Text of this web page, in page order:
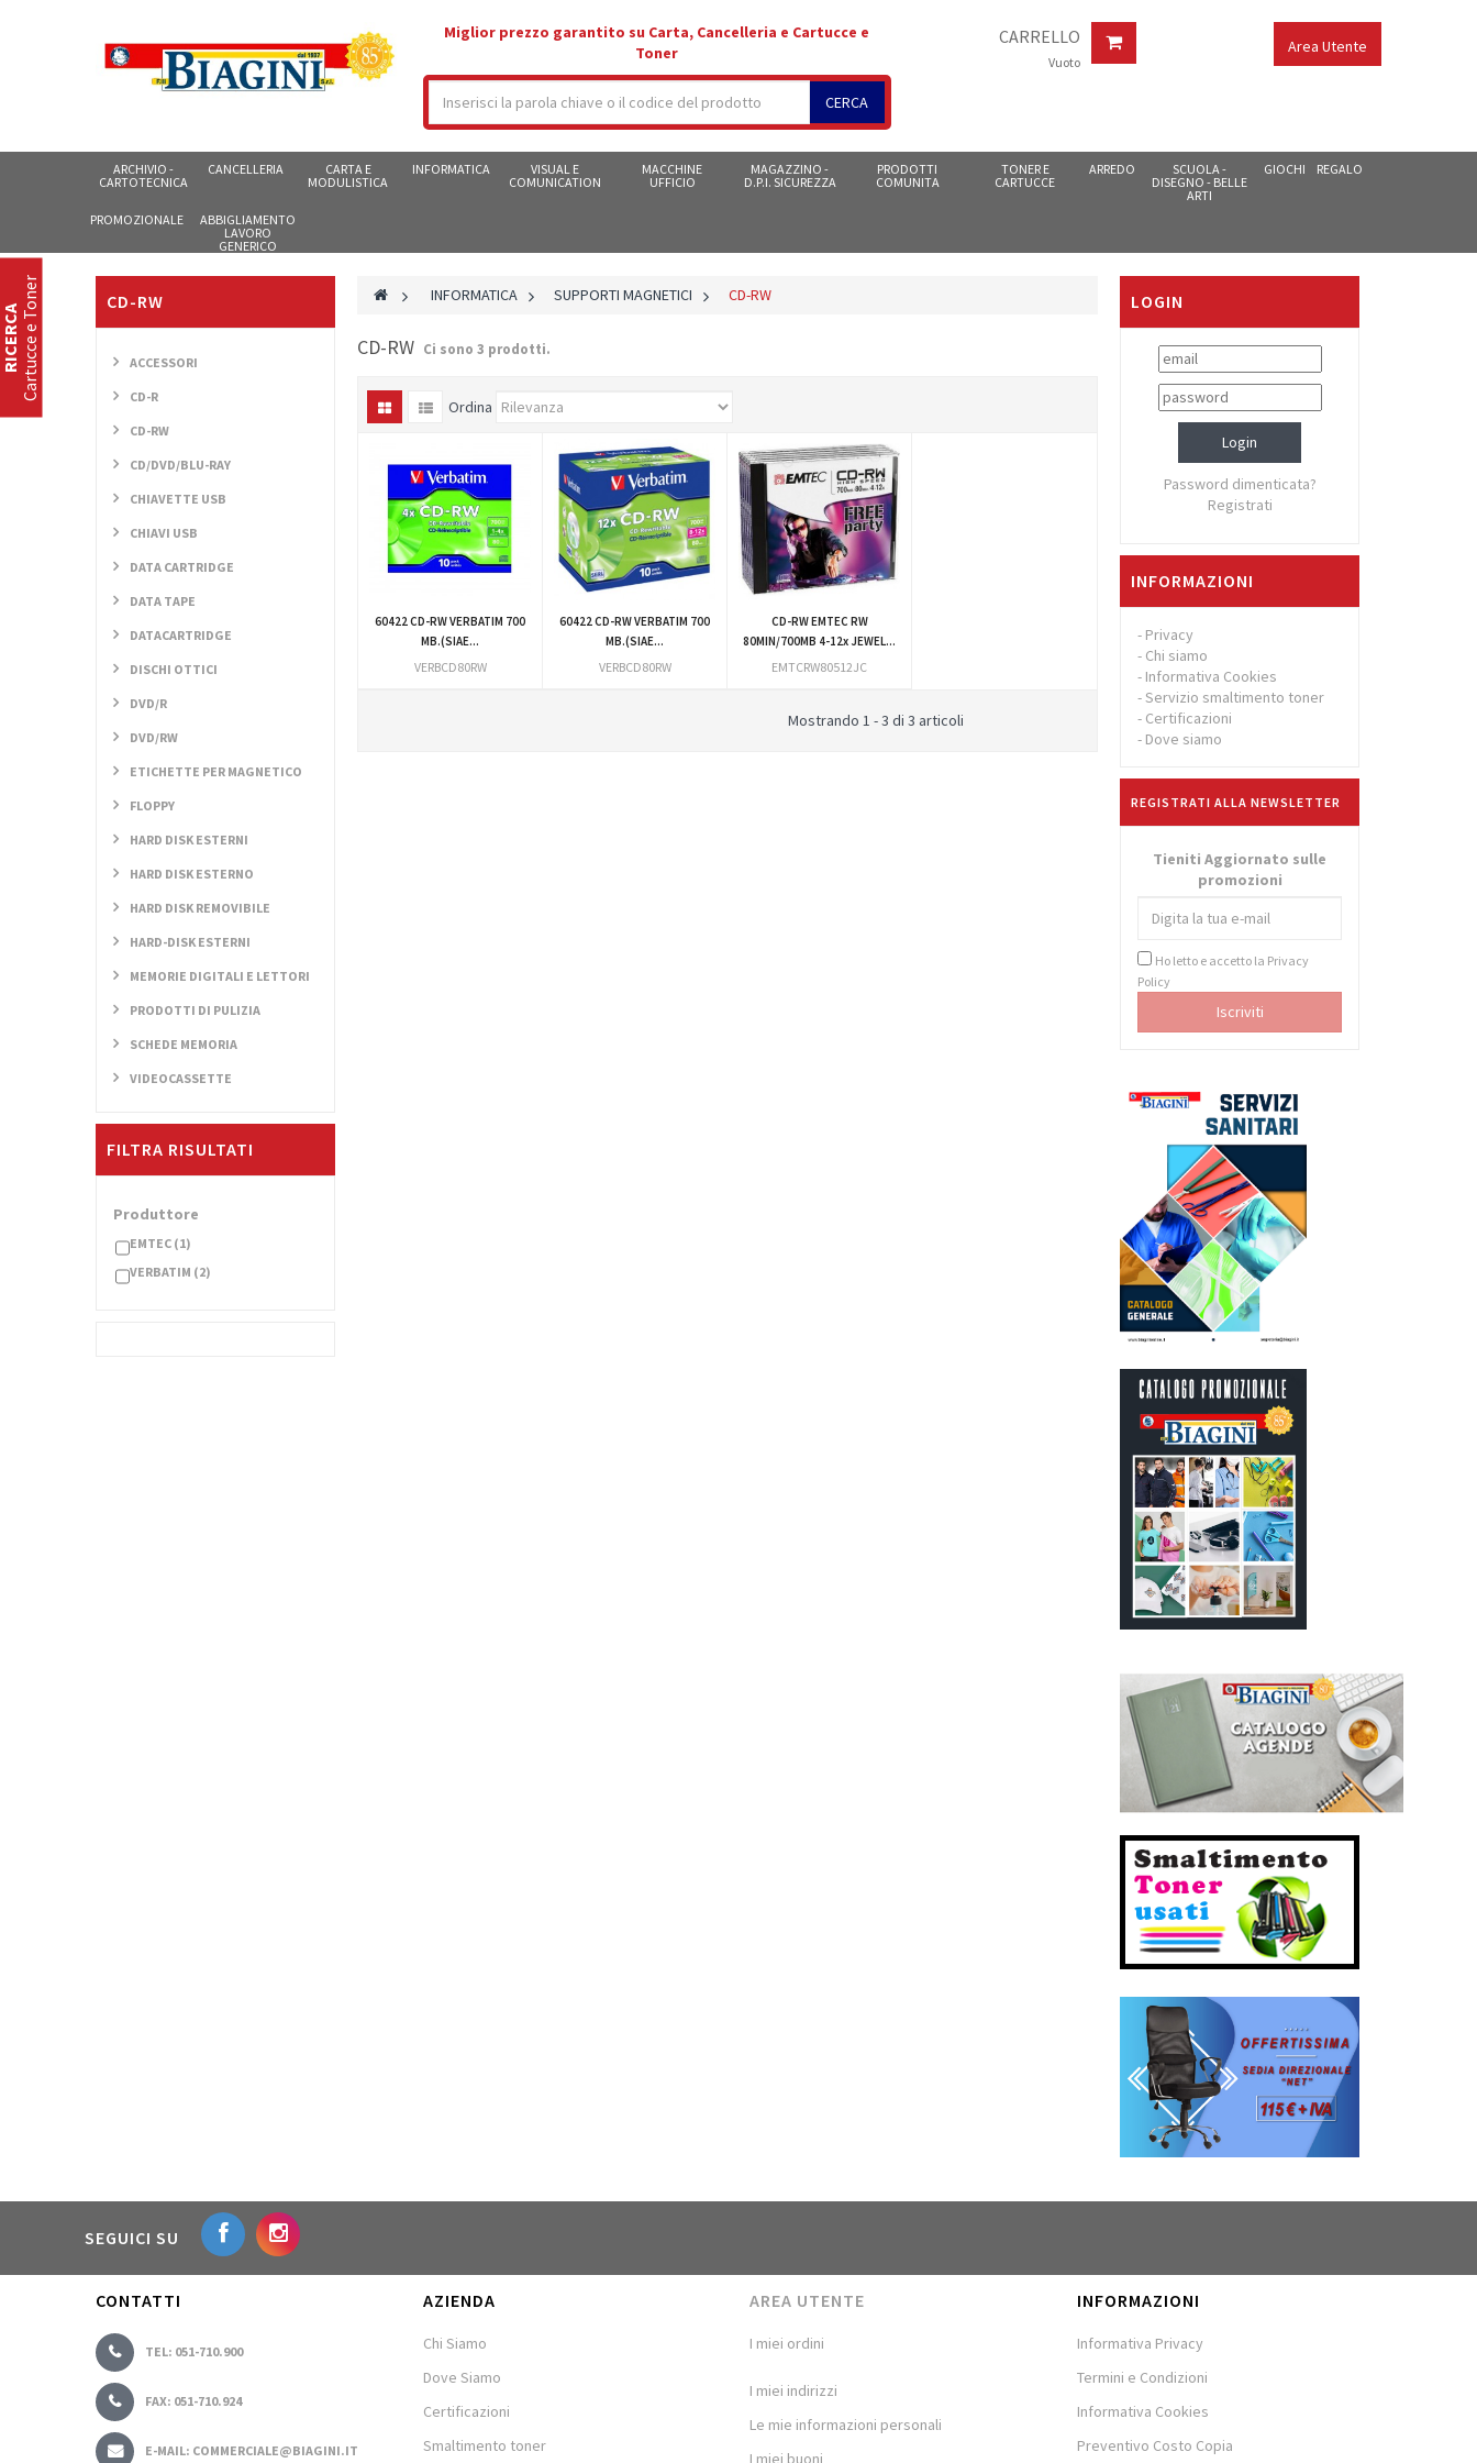
Miglior prezzo garantito su Carta, Cancelleria e Cartucce e
Toner
CERCA
CARRELLO
Vuoto
Area Utente
ARCHIVIO -
CARTOTECNICA
CANCELLERIA
CARTA E
MODULISTICA
INFORMATICA
VISUAL E
COMUNICATION
MACCHINE
UFFICIO
MAGAZZINO -
D.P.I. SICUREZZA
PRODOTTI
COMUNITA
TONER E
CARTUCCE
ARREDO
SCUOLA -
DISEGNO - BELLE
ARTI
GIOCHI REGALO
PROMOZIONALE
ABBIGLIAMENTO
LAVORO
GENERICO
CD-RW
ACCESSORI
CD-R
CD-RW
CD/DVD/BLU-RAY
CHIAVETTE USB
CHIAVI USB
DATA CARTRIDGE
DATA TAPE
DATACARTRIDGE
DISCHI OTTICI
DVD/R
DVD/RW
ETICHETTE PER MAGNETICO
FLOPPY
HARD DISK ESTERNI
HARD DISK ESTERNO
HARD DISK REMOVIBILE
HARD-DISK ESTERNI
MEMORIE DIGITALI E LETTORI
PRODOTTI DI PULIZIA
SCHEDE MEMORIA
VIDEOCASSETTE
FILTRA RISULTATI
Produttore
EMTEC (1)
VERBATIM (2)
> INFORMATICA > SUPPORTI MAGNETICI > CD-RW
CD-RW Ci sono 3 prodotti.
Ordina
60422 CD-RW VERBATIM 700
MB.(SIAE...
VERBCD80RW
60422 CD-RW VERBATIM 700
MB.(SIAE...
VERBCD80RW
CD-RW EMTEC RW
80MIN/700MB 4-12x JEWEL...
EMTCRW80512JC
Mostrando 1 - 3 di 3 articoli
LOGIN
Password dimenticata?
Registrati
INFORMAZIONI
- Privacy
- Chi siamo
- Informativa Cookies
-Servizio smaltimento toner
- Certificazioni
- Dove siamo
REGISTRATI ALLA NEWSLETTER
Tieniti Aggiornato sulle
promozioni
Ho letto e accetto la Privacy
Policy
Cartucce e Toner
SEGUICI SU
CONTATTI
TEL: 051-710.900
FAX: 051-710.924
E-MAIL: COMMERCIALE@BIAGINI.IT
AZIENDA
Chi Siamo
Dove Siamo
Certificazioni
Smaltimento toner
AREA UTENTE
I miei ordini
I miei indirizzi
Le mie informazioni personali
I miei buoni
INFORMAZIONI
Informativa Privacy
Termini e Condizioni
Informativa Cookies
Preventivo Costo Copia